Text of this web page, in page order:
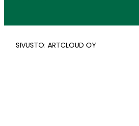
SIVUSTO: ARTCLOUD OY